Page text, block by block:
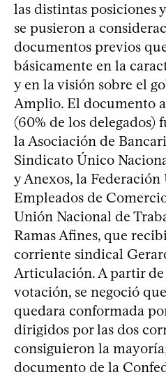
las distintas posiciones
se pusieron a
documentos previos
básicamente en la
y en la visión sobre el
Amplio. El documento
(60% de los delegados)
la Asociación de
Sindicato Único
y Anexos, la Federación
Empleados de
Unión Nacional de
Ramas Afines, que
corriente sindical
Articulación. A partir de
votación, se negoció
quedara conformada
dirigidos por las dos
consiguieron la
documento de la